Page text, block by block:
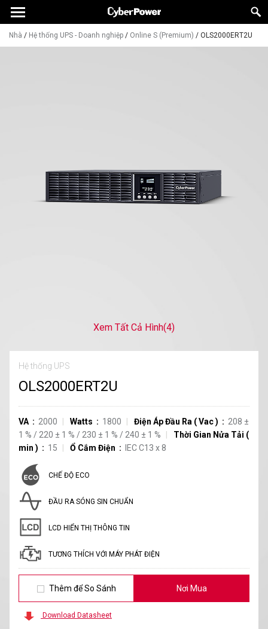
Nhà / Hệ thống UPS - Doanh nghiệp / Online S (Premium) / OLS2000ERT2U
Xem Tất Cả Hình(4)
Hệ thống UPS
OLS2000ERT2U
VA 2000 Watts 1800 Điện Áp Đầu Ra (Vac) 208 ±
1 % / 220 ± 1 % / 230 ± 1 % / 240 ± 1 % Thời Gian Nửa Tải (
min ) 15 Ổ Cắm Điện IEC C13 x8
CHẾ ĐỘ ECO
ĐẦU RA SÓNG SIN CHUẨN
LCD HIỂN THỊ THÔNG TIN
TƯƠNG THÍCH VỚI MÁY PHÁT ĐIỆN
Thêm để So Sánh Nơi Mua
Download Datasheet